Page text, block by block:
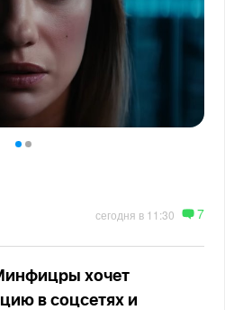
сегодня в 11:30 7
хочет
в соцсетях и